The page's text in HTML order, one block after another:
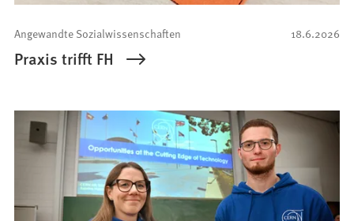
18.6.2026
Angewandte Sozialwissenschaften
Praxis trifft FH